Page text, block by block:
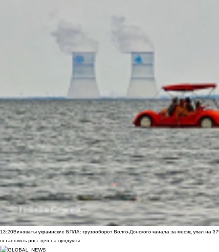
13:20Виноваты украинские БПЛА: грузооборот Волго-Донского канала за месяц упал на
остановить рост цен на продукты